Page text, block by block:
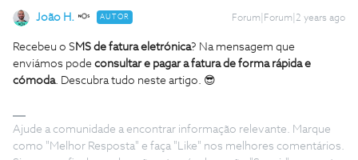
João H. AUTOR Forum|Forum|2 years ago
Recebeu o S MS de fatura eletrónica? Na mensagem que
enviámos pode consultar e pagar a fatura de forma rápida e
cómoda. Descubra tudo neste artigo. 😎
Ajude a comunidade a encontrar informação relevante. Marque
como "Melhor Resposta" e faça "Like" nos melhores comentários.